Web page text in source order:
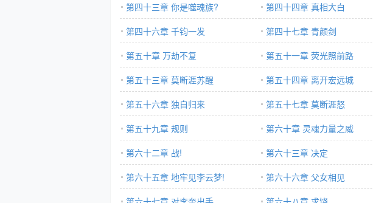
第四十三章 你是噬魂族?
第四十四章 真相大白
第四十六章 千钧一发
第四十七章 青颜剑
第五十章 万劫不复
第五十一章 荧光照前路
第五十三章 莫断涯苏醒
第五十四章 离开宏远城
第五十六章 独自归来
第五十七章 莫断涯怒
第五十九章 规则
第六十章 灵魂力量之威
第六十二章 战!
第六十三章 决定
第六十五章 地牢见李云梦!
第六十六章 父女相见